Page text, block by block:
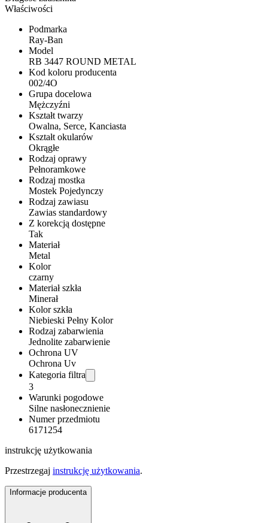
Właściwości
Podmarka
Ray-Ban
Model
RB 3447 ROUND METAL
Kod koloru producenta
002/4O
Grupa docelowa
Mężczyźni
Kształt twarzy
Owalna, Serce, Kanciasta
Kształt okularów
Okrągłe
Rodzaj oprawy
Pełnoramkowe
Rodzaj mostka
Mostek Pojedynczy
Rodzaj zawiasu
Zawias standardowy
Z korekcją dostępne
Tak
Materiał
Metal
Kolor
czarny
Materiał szkła
Minerał
Kolor szkła
Niebieski Pełny Kolor
Rodzaj zabarwienia
Jednolite zabarwienie
Ochrona UV
Ochrona Uv
Kategoria filtra
3
Warunki pogodowe
Silne nasłonecznienie
Numer przedmiotu
6171254
instrukcję użytkowania
Przestrzegaj instrukcję użytkowania.
Informacje producenta